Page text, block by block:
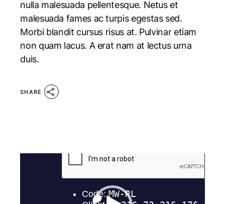
nulla malesuada pellentesque. Netus et
malesuada fames ac turpis egestas sed.
Morbi blandit cursus risus at. Pulvinar etiam
non quam lacus. A erat nam at lectus urna
duis.
SHARE